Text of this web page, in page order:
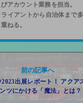
アカウント業務を担当。
イアントから自治体まで
ねる。
前の記事へ
出展レポート！ アクア
ツにかける「魔法」とは？